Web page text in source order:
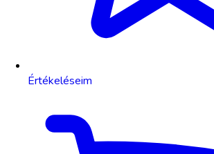
Értékeléseim